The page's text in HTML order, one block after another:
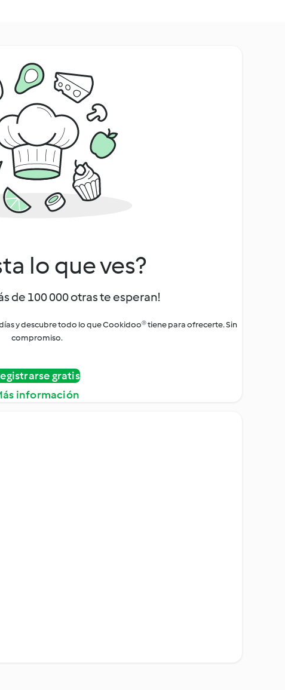
lo que ves?
de 100 000 otras te esperan!
y descubre todo lo que Cookidoo® tiene para ofrecerte. Sin
compromiso.
gratis
información